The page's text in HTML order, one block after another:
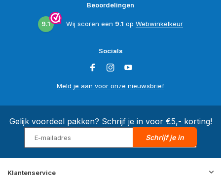
Beoordelingen
9.1 Wij scoren een 9.1 op Webwinkelkeur
Socials
Meld je aan voor onze nieuwsbrief
Gelijk voordeel pakken? Schrijf je in voor €5,- korting!
Schrijf je in
Klantenservice